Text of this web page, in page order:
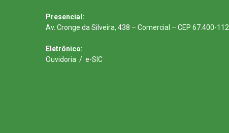
Presencial:
Av. Cronge da Silveira, 438 – Comercial – CEP 67.400-112
Eletrônico:
Ouvidoria / e-SIC